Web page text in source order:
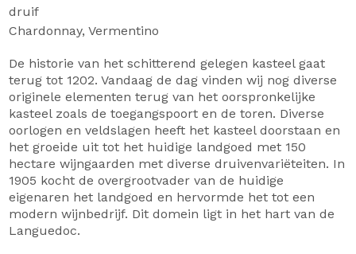
druif
Chardonnay, Vermentino
De historie van het schitterend gelegen kasteel gaat
terug tot 1202. Vandaag de dag vinden wij nog diverse
originele elementen terug van het oorspronkelijke
kasteel zoals de toegangspoort en de toren. Diverse
oorlogen en veldslagen heeft het kasteel doorstaan en
het groeide uit tot het huidige landgoed met 150
hectare wijngaarden met diverse druivenvariëteiten. In
1905 kocht de overgrootvader van de huidige
eigenaren het landgoed en hervormde het tot een
modern wijnbedrijf. Dit domein ligt in het hart van de
Languedoc.